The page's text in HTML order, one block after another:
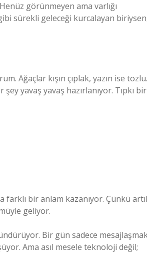
görünmeyen ama varlığı
sürekli geleceği kurcalayan
Ağaçlar kışın çıplak, yazın ise tozlu.
yavaş yavaş hazırlanıyor. Tıpkı bir
farklı bir anlam kazanıyor. Çünkü
geliyor.
Bir gün sadece
Ama asıl mesele teknoloji değil;